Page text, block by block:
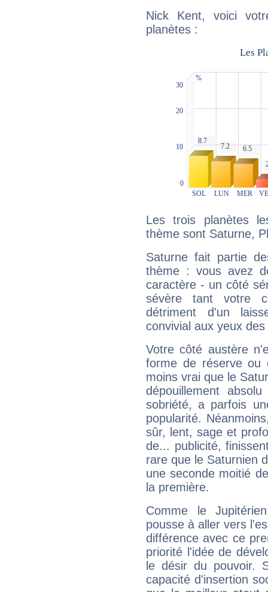
Nick Kent, voici
planètes :
Les trois planètes
thème sont Saturne,
Saturne fait partie
thème : vous avez
caractère - un côté
sévère tant votre
détriment d'un
convivial aux yeux
Votre côté austère
forme de réserve
moins vrai que le
dépouillement
sobriété, a parfois
popularité.
sûr, lent, sage et
de... publicité,
rare que le Saturnien
une seconde moitié
la première.
Comme le
pousse à aller vers
différence avec ce
priorité l'idée de
le désir du pouvoir.
capacité d'insertion